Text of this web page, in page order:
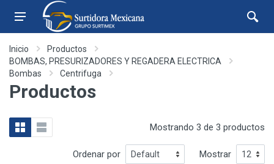
Inicio
Productos
BOMBAS, PRESURIZADORES Y REGADERA ELECTRICA
Bombas
Centrifuga
Productos
Mostrando 3 de 3 productos
Ordenar por Mostrar